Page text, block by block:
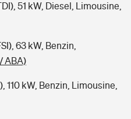
51 kW, Diesel, Limousine,
63 kW, Benzin,
ABA)
110 kW, Benzin, Limousine,